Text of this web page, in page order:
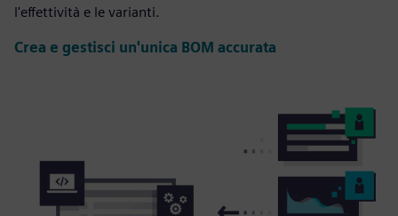
l'effettività e le varianti.
Crea e gestisci un'unica BOM accurata